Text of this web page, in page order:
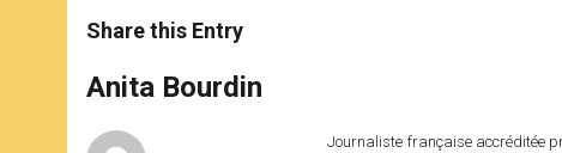
t
s
p
p
s
e
g
e
e
b
o
k
r
Share this Entry
Anita Bourdin
Journaliste française accréditée